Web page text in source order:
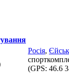
Росія, Єйськ
(GPS: 46.6